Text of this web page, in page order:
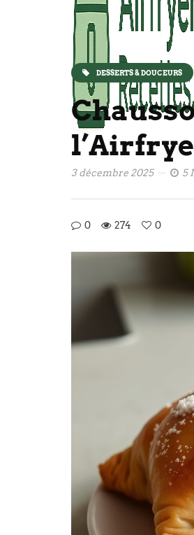
DESSERTS & DOUCEURS
3 décembre 2025 5
0 274 0